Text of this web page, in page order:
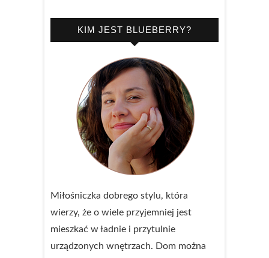
KIM JEST BLUEBERRY?
Miłośniczka dobrego stylu, która
wierzy, że o wiele przyjemniej jest
mieszkać w ładnie i przytulnie
urządzonych wnętrzach. Dom można